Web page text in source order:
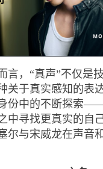
言，“真声”不仅是
关于真实感知的表
份中的不断探索
中寻找更真实的自
尔与宋威龙在声音